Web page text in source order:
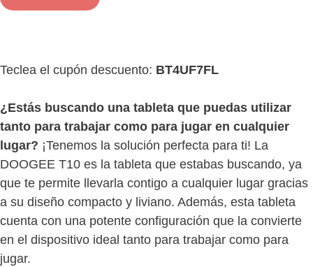
Teclea el cupón descuento: BT4UF7FL
¿Estás buscando una tableta que puedas utilizar
tanto para trabajar como para jugar en cualquier
lugar? ¡Tenemos la solución perfecta para ti! La
DOOGEE T10 es la tableta que estabas buscando, ya
que te permite llevarla contigo a cualquier lugar gracias
a su diseño compacto y liviano. Además, esta tableta
cuenta con una potente configuración que la convierte
en el dispositivo ideal tanto para trabajar como para
jugar.